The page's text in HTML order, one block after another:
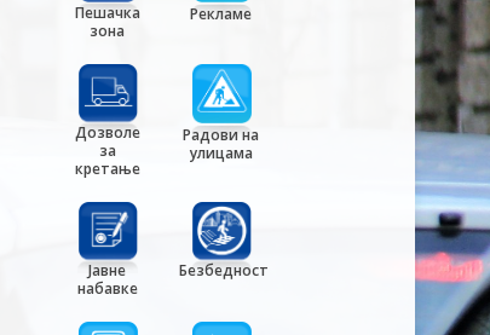
Пешачка
зона
Рекламе
Дозволе
за
кретање
Радови на
улицама
Јавне
набавке
Безбедност